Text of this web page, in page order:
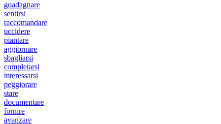
guadagnare
sentirsi
raccomandare
uccidere
piantare
aggiornare
sbagliarsi
completarsi
interessarsi
peggiorare
stare
documentare
fornire
avanzare